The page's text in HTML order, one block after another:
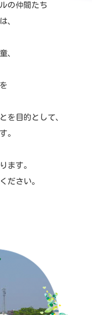
の仲間たち
、
、
を目的として、
。
ます。
ださい。